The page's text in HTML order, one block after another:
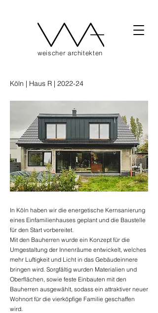
weischer architekten
Köln | Haus R | 2022-24
In Köln haben wir die energetische Kernsanierung
eines Einfamilienhauses geplant und die Baustelle
für den Start vorbereitet.
Mit den Bauherren wurde ein Konzept für die
Umgestaltung der Innenräume entwickelt, welches
mehr Luftigkeit und Licht in das Gebäudeinnere
bringen wird. Sorgfältig wurden Materialien und
Oberflächen, sowie feste Einbauten mit den
Bauherren ausgewählt, sodass ein attraktiver neuer
Wohnort für die vierköpfige Familie geschaffen
wird.